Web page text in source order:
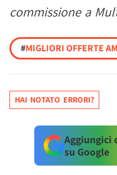
commissione a
#MIGLIORI OFFERTE
HAI NOTATO ERRORI?
Aggiungici
su Google